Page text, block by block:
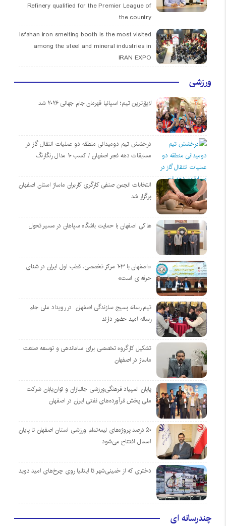
Refinery qualified for the Premier League of
the country
Isfahan iron smelting booth is the most visited
among the steel and mineral industries in
IRAN EXPO
ورزشی
لایق‌ترین تیم؛ اسپانیا قهرمان جام جهانی ۲۰۲۶ شد
درخشش تیم دومیدانی منطقه دو عملیات انتقال گاز در
مسابقات دهه فجر اصفهان / کسب ۱۰ مدال رنگارنگ
انتخابات انجمن صنفی کارگری کاربران ماساژ استان اصفهان
برگزار شد
هاکی اصفهان با حمایت باشگاه سپاهان در مسیر تحول
«اصفهان با ۱۰۳ مرکز تخصصی، قطب اول ایران در شنای
حرفه‌ای است»
تیم رسانه بسیج سازندگی اصفهان در رویداد ملی جام
رسانه امید حضور دارند
تشکیل کارگروه تخصصی برای ساماندهی و توسعه صنعت
ماساژ در اصفهان
پایان المپیاد فرهنگی‌ورزشی جانبازان و توان‌یابان شرکت
ملی پخش فرآورده‌های نفتی ایران در اصفهان
۵۰ درصد پروژه‌های نیمه‌تمام ورزشی استان اصفهان تا پایان
امسال افتتاح می‌شود
دختری که از خمینی‌شهر تا ایتالیا روی چرخ‌های امید دوید
چندرسانه ای